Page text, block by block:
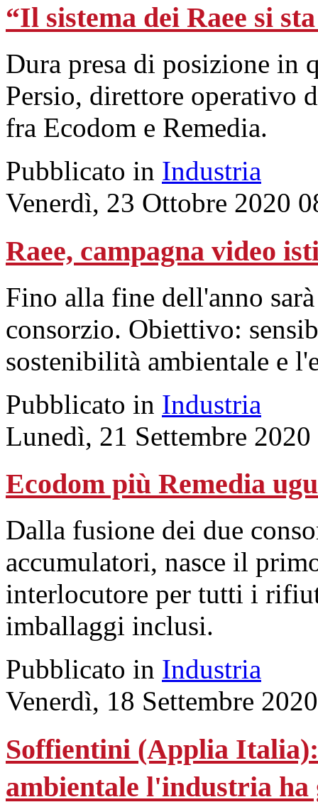
“Il sistema dei Raee si
Dura presa di posizione in
Persio, direttore operativo
fra Ecodom e Remedia.
Pubblicato in Industria
Venerdì, 23 Ottobre 2020
Raee, campagna video
Fino alla fine dell'anno
consorzio. Obiettivo:
sostenibilità ambientale e
Pubblicato in Industria
Lunedì, 21 Settembre
Ecodom più Remedia
Dalla fusione dei due
accumulatori, nasce il
interlocutore per tutti i
imballaggi inclusi.
Pubblicato in Industria
Venerdì, 18 Settembre
Soffientini (Applia
ambientale l'industria